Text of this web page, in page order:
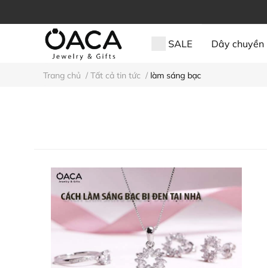
SALE Dây chuyền
Quà tặng
Trang chủ / Tất cả tin tức / làm sáng bạc